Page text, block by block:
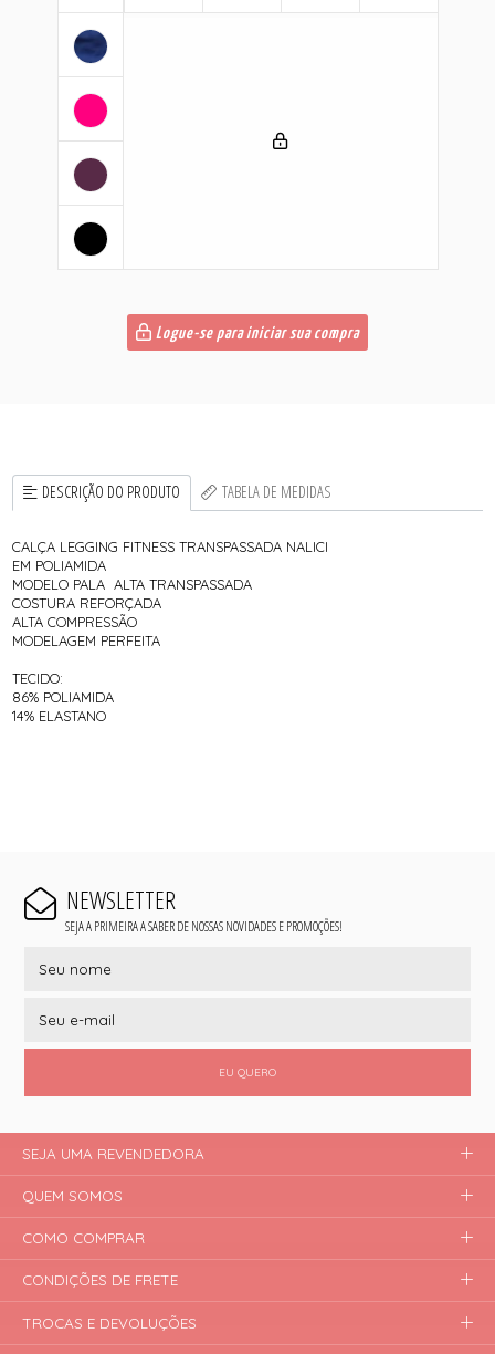
Logue-se para iniciar sua compra
DESCRIÇÃO DO PRODUTO TABELA DE MEDIDAS
CALÇA LEGGING FITNESS TRANSPASSADA NALICI
EM POLIAMIDA
MODELO PALA ALTA TRANSPASSADA
COSTURA REFORÇADA
ALTA COMPRESSÃO
MODELAGEM PERFEITA
TECIDO:
86% POLIAMIDA
14% ELASTANO
NEWSLETTER
SEJA A PRIMEIRA A SABER DE NOSSAS NOVIDADES E PROMOÇÕES!
EU QUERO
SEJA UMA REVENDEDORA
QUEM SOMOS
COMO COMPRAR
CONDIÇÕES DE FRETE
TROCAS E DEVOLUÇÕES